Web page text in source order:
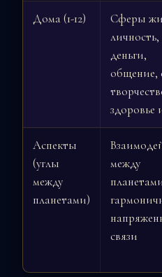
Дома (1-12)
Сферы
личность,
деньги,
общение,
здоровье
Аспекты
(углы
между
планетами)
между
связи